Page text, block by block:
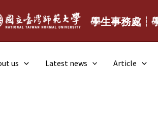
學生事務處┆
us Latest news Article